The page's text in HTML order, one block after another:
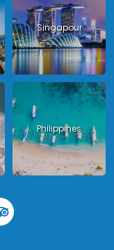
Singapour
Philippines